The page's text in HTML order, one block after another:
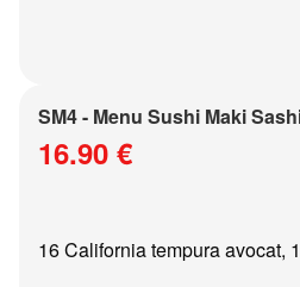
SM4 - Menu Sushi Maki
16.90 €
16 California tempura avocat,